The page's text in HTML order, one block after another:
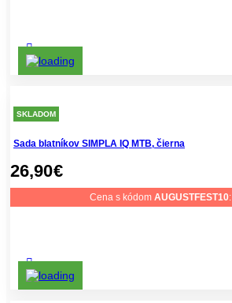
SKLADOM
Sada blatníkov SIMPLA IQ MTB, čierna
26,90€
Cena s kódom AUGUSTFEST10: